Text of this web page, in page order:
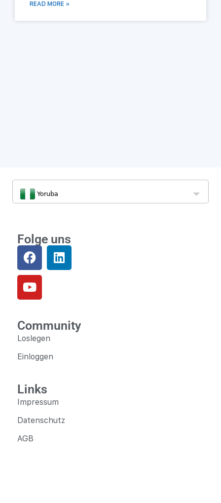
READ MORE »
Yoruba
Folge uns
Community
Loslegen
Einloggen
Links
Impressum
Datenschutz
AGB